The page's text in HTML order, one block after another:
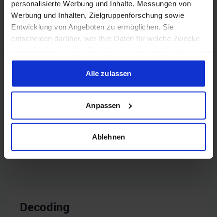
personalisierte Werbung und Inhalte, Messungen von
Werbung und Inhalten, Zielgruppenforschung sowie
Entwicklung von Angeboten zu ermöglichen. Sie
entscheiden darüber, wer Ihre Daten für welche Zwecke
Cookie-Erklärung oder durch Klicken auf das Privacy
Trigger Symbol ändern oder widerrufen
Informationen über Ihre geografische Lage erfassen,
welche bis auf einige Meter genau sein können
Ihr Gerät durch aktives Scannen nach bestimmten
Erfahren Sie mehr darüber, wie Ihre persönlichen Daten
Wir verwenden Cookies, um Inhalte und Anzeigen zu
Alle zulassen
Anpassen
Ablehnen
DisplayPort
DisplayPort
2.1a
H.265 ✔️
Decoding